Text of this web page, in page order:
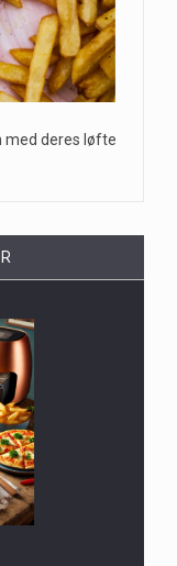
med deres løfte